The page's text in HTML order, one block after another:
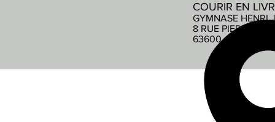
COURIR EN
GYMNASE HENRI
8 RUE PIERRE DE
63600 AMBERT